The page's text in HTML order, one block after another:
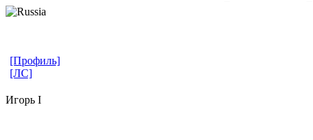
[Профиль]
[ЛС]
Игорь I